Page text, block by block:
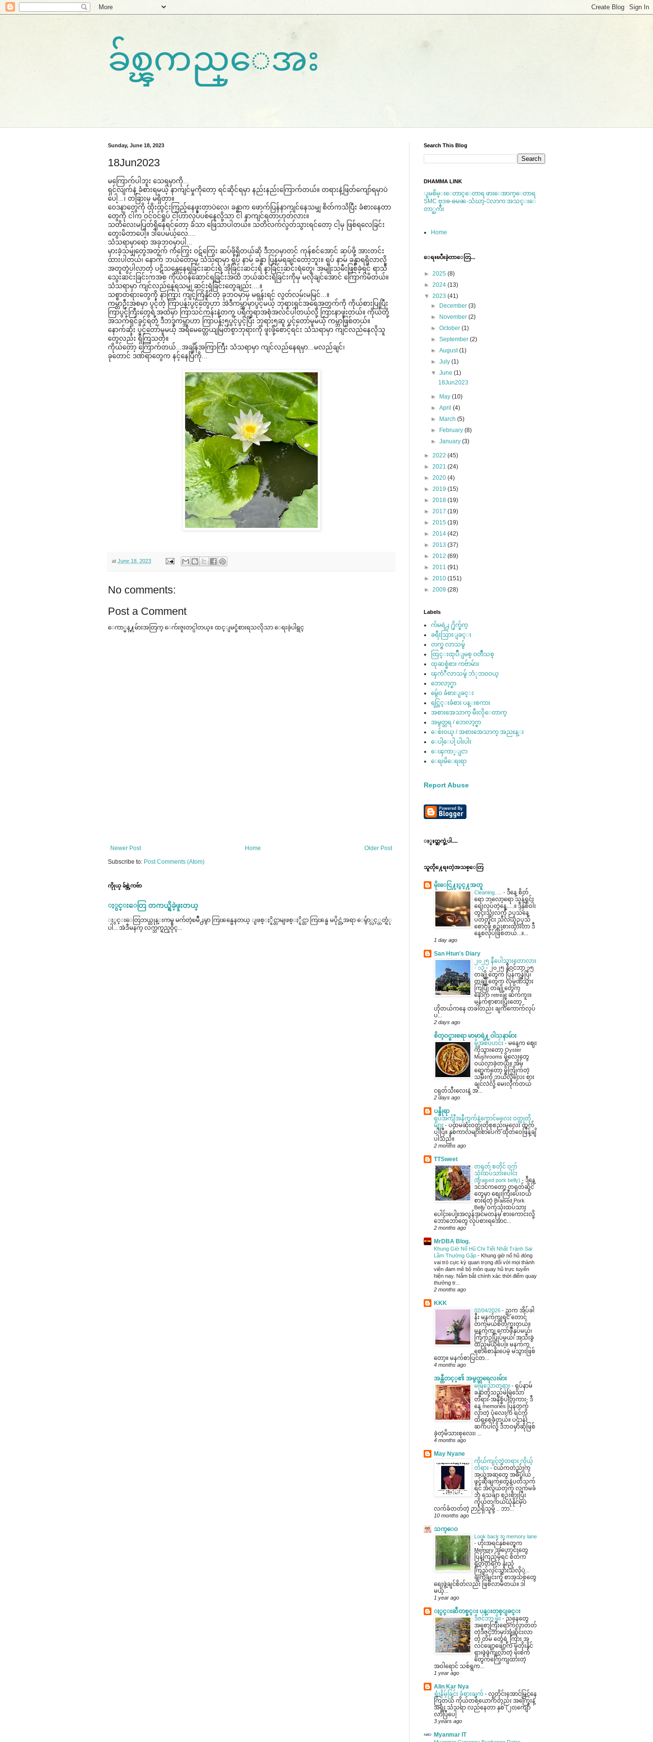
ခ်စ္ၾကည္ေအး
Sunday, June 18, 2023
18Jun2023
မ​ကြောက်ပါဘူး ​သေရမှာကို...
ရှင်လျက်နဲ့ ခံစားရမယ့် နာကျင်မှုကို​တော့ ရင်ဆိုင်ရမှာ နည်းနည်း​ကြောက်တယ်။ တရားနဲ့ဖြတ်​ကျော်ရမှာပဲ​
ပေါ့...၊ တခြားမှ မရှိတာ။
​ဝေဒနာ​တွေကို ထိုးထွင်းကြည့်​နေဖူးတာပဲ​လေ၊ ခန္ဓာက ​ဖောက်ပြန်နာကျင်​နေသမျှ စိတ်ကသိပြီး ခံစား​နေတာ​
တွေကို ငါက ဝင်ဝင်ရှုပ် ငါ့ဟာလုပ်ပစ်​နေလို့သာ ငါ နာကျင်ရတာဟုတ်လား။
သတိ​လေးမပြတ်ရှိ​နေရင်​တော့ ခံသာ ​ဖြေသာပါတယ်။ သတိလက်လွတ်သွားရင်​တော့ ငါ့မှ ဖြစ်ရ​လေခြင်း ​
တွေးမိတာ​ပေါ့။ ဒါ​ပေမယ့်​လေ....
သံသရာမှာ​ရော အခုဘဝမှာပါ...
မှားခဲ့သမျှ​တွေအတွက် ကံ​ကြွေး ဝဋ်​ကြွေး ဆပ်ဖို့ရှိတယ်ဆို ဒီဘဝမှာတင် ကုန်စင်​အောင် ဆပ်ဖို့ အားတင်း
ထားပါတယ်၊ ​နောက် ဘယ်​တော့မှ သံသရာမှာ ရုပ် နာမ် ခန္ဓာ ပြန်မရချင်​တော့ဘူး။ ရုပ် နာမ် ခန္ဓာရရှိလာလို့
အတူတွဲပါလာတဲ့ ပဋိသ​​​​န္တေ​နေရခြင်းဆင်းရဲ အိုခြင်းဆင်းရဲ နာခြင်းဆင်းရဲ​တွေ၊ အမျိုးသမီးဖြစ်ခဲ့ရင် ရာသီ​
သွေးဆင်းခြင်းကအစ ကိုယ်ဝန်​ဆောင်ရခြင်းအထိ ဘယ်ဆင်းရဲခြင်းကိုမှ မလိုချင်​အောင် ​ကြောက်မိတယ်။
သံသရာမှာ ကျင်လည်​နေရသမျှ ဆင်းရဲခြင်း​တွေချည်း....။
သစ္စာတရား​တွေကို နာကြား ကျင့်ကြံနိူင်တဲ့ ခုဘဝမှာမှ မရုန်းရင် လွတ်လမ်းမမြင်...။
ကမ္ဘာဦးအစမှာ ပွင့်တဲ့ ကြာပန်းပွင့်​တွေဟာ အဲဒီကမ္ဘာမှာပွင့်မယ့် ဘုရားရှင်အ​ရေအတွက်ကို ကိုယ်စားပြုပြီး
ကြာပွင့်ကြီး​တွေရဲ့အထဲမှာ ကြာသင်ကန်းနဲ့တကွ ပရိက္ခရာအစုံအလင်ပါတယ်လို့ ကြားနာဖူးတယ်။ ကိုယ်တို့
အသက်ရှင်ခွင့်ရတဲ့ ဒီဘဒ္ဒကမ္ဘာဟာ ကြာပန်း၅ပွင့်ပွင့်ပြီး ဘုရား၅ဆူ ပွင့်​တော်မူမယ့် ကမ္ဘာဖြစ်တယ်။ ​
နောက်ဆုံး ပွင့်​တော်မူမယ့် အရိ​​​မေတ္တေယျမြတ်စွာဘုရားကို ​ဖူးဖို့စောင့်ရင်း သံသရာမှာ ကျင်လည်​နေလိုသူ​
တွေလည်း ရှိကြသတဲ့။
ကိုယ်​တော့ ​ကြောက်တယ်...အချိန်အကြာကြီး သံသရာမှာ ကျင်လည်​နေရမှာ...မလည်ချင်၊
ခု​တောင် ဒဏ်ရာ​တွေက နင့်​နေပြီကို...
at June 18, 2023
No comments:
Post a Comment
ေကာ္မန္႔မ်ားအတြက္ ေက်းဇူးတင္ပါတယ္။ ထင္ျမင္ခံစားရသလိုသာ ေရးခဲ့ပါရွင္
Newer Post Older Post
Home
Subscribe to: Post Comments (Atom)
ကိုုယ္ ခ်စ္တဲ့ကဗ်ာ
ႏွင္းေတြ တကယ္ရွိခဲ့ဖူးတယ္
ႏွင္းေတြဘယ္တုန္းကမွ မက်တဲ့ၿမိဳ႕မွာ ကြၽန္မေနတယ္ ျဖစ္ႏိူင္တာမျဖစ္ႏိူင္တာ ကြၽန္မ မပိုင္တဲ့အရာ ေမွ်ာ္လင့္တတ္ရံု
ပါ... အဲဒီမနက္ လက္ဘက္ရည္ဝိုင္...
Search This Blog
DHAMMA LINK
ျမစိမ္းေတာင္ေတာရ ဖားေအာက္ေတာရ
SMC ဗုဒၶ-ဓမၼ-သံဃာ့-ေလာက အသင္းေ
တာ္ႀကီး
Home
ေရးၿပီးခဲ့တာေတြ...
► 2025 (8)
► 2024 (13)
▼ 2023 (41)
►
December(3)
►
November(2)
►October(1)
►September(2)
►August(1)
►July(1)
▼June(1)
18Jun2023
► May(10)
►April(4)
►
March(5)
►
February(8)
►January(3)
► 2022 (45)
► 2021 (24)
► 2020 (4)
► 2019 (15)
► 2018 (19)
► 2017 (19)
► 2015 (19)
► 2014 (42)
► 2013 (37)
► 2012 (69)
► 2011 (91)
► 2010 (151)
► 2009 (28)
Labels
က်မရဲ႕ ႐ိုက္ခ်က္
ခရီးသြားျခင္း
တက္ဂ္ လာသမွ်
ထြင္းထုပ်ိဳျမစ္ ဝတၳဳသစ္
ထုဆစ္ခံစား ကဗ်ာမ်ား
ၾကံဳလာသမွ် ဘံုဘဝဝယ္
ဘေလာ့ဂ္စာ
မွ်ေဝ ခံစားျခင္း
ရင္တြင္းခံစား ပန္းစကား
အစားအေသာက္ မီးလိုေတာက္
အမွတ္တရ / ဘေလာ့ဂ္စာ
ေစ်းဝယ္ / အစားအေသာက္ အညႊန္း
ေပါ့ေပါ့ ပါးပါး
ေၾကာ္ျငာ
ေရးမိေရးရာ
Report Abuse
ႏွႈတ္ဆက္ခဲ့ပါ....
သူတို႔ေရးတဲ့အသစ္ေတြ
မိုးေငြ႔ႏွင္႔အတူ
Cleaning..... - ဒီနေ့ စိတ်
ရော ဘလော့ရော သန့်ရှင်း
ရေးလုပ်တဲ့နေ့.....။ ဒီနှစ်ဝါး
တွင်းသုံးလကို ဉပုသ်နေ့
ပတ်တိုင်း သီလယူဉပုသ်
စောင့်ဖို့ စဉ်းစားထားတာ ဒီ
နေ့စလုပ်ဖြစ်တယ်...။...
1 day ago
San Htun's Diary
၂၀၂၅ နီပေါသွားတောလား
- ၁၃ -
၂၀၂၅ နိုဝင်ဘာ ၁၅
တချို့တွေက ပြန်ကုန်ပြီ၊
တချို့တွေက လုမ္ပဏီသွား
ကြပြီ၊ တချို့တွေက
နောက် retreat ဆက်ကူး။
မနက်စာစားပြီးတော့
ဟိုတယ်ကနေ တခါတည်း ချက်ကောက်လုပ်
ပ...
2 days ago
စိတ္ဝင္စားစရာ မာမာရဲ႔ ဝါသနာမ်ား
မှိုအစပ်ဟင်း - မနေ့က ဈေး
ကိုသွားတော့ Oyster
Mushrooms မှိုလေးတွေ
ဝယ်လာခဲ့တယ်။ အိမ်
ရောက်တော့ မှိုကြိုက်တဲ့
သမီးကို ဘယ်လိုလေး စား
ချင်လဲလို့ မေးလိုက်တယ်
ငရုတ်သီးလေးနဲ့ အ...
2 days ago
ပန္ဒိုရာ
ရှပ်အင်္ကျီအနီကွက်နဲ့ကောင်မလေး ဝတ္ထုတို
များ - ပထမဆုံးဝတ္ထုတိုစုစည်းမှုလေး ထွက်
ပါပြီ။ နှစ်ကာလများစာပေက ထုတ်ဝေဖြန့်ချိ
ပါသည်။
2 months ago
TTSweet
တရုတ် စတိုင် ဝက်
သုံးထပ်သားပေါင်း
(Braised pork belly) - ဒီနေ့
ဒင်ဒင်ကတော့ တရုတ်ဆိုင်
တွေမှာ စျေးကြီးပေးဝယ်
စားရတဲ့ Braised Pork
Belly ဝက်သုံးထပ်သား
ပေါင်းပေါ့။အလွန်အင်မတန်မှ စားကောင်းလို့
ဘော်ဘော်တွေ လုပ်စားရအောင...
2 months ago
MrDBA Blog.
Khung Giờ Nổ Hũ Chi Tiết Nhất Tránh Sai
Lầm Thường Gặp - Khung giờ nổ hũ đóng
vai trò cực kỳ quan trọng đối với mọi thành
viên đam mê bộ môn quay hũ trực tuyến
hiện nay. Nắm bắt chính xác thời điểm quay
thưởng tr...
2 months ago
KKK
02/04/2026 - ညက အိပ်ခါ
နီး မနက်ကျရင် တောင်
တက်မယ်စိတ်ကူးတယ်။
မနက်ကျ ကော်ဖီနှပ်မယ်၊
ကြက်ဥပြုပ်မယ်၊ အသီးခွဲ
ထည့်မယ်ပေါ့။ မနက်က
စောစောနိုးပေမဲ့ မသွားဖြစ်
တော့။ မနက်စာပြင်တ...
4 months ago
အန္တီတင့္၏ အမွတ္တရေလးမ်ား
မမြဲသောတရား - ရုပ်နာမ်
ခန္ဓာတို့သည်မမြဲ​သော
တရား-အနိစ္စပါတကား- ဒီ​
နေ့ memories ပြန်တက်
လာတဲ့ ပုံ​လေး​က ရင်ကို
ထိရှစေခဲ့တယ်။ ပဌာန်း
ဆက်ပါလို့ ဒီဘဝမှာဆုံဖြစ်
ခဲ့တဲ့မိသားစုလေး၊ ...
4 months ago
May Nyane
ကိုယ်ကျင့်တဲ့တရား ကိုယ့်
တရား -ငယ်ကတည်းက
အယူအဆတွေ အဓိပ္ပါယ်
ဖွင့်ဆိုချက်တွေနဲ့ပတ်သက်
ရင် အလွယ်တကူ လက်မခံ
ဘဲ သေချာ စဉ်းစားပြီး
ကိုယ်တကယ်ယုံနိုင်မှပဲ
လက်ခံတတ်တဲ့ ဉာဉ်ရှိသူမို့ .. ဘာ...
10 months ago
သက္ေဝ
Look back to memory lane
- ဟိုးအရင်နှစ်တွေက
Memory အဟောင်းတွေ
ပြန်ကြည့်မိရင် စိတ်က
ရုတ်တရက် နူးညံ့
ကြည်လင်သွားသလိုပဲ...
ချက်ချင်းကို စာအသစ်တွေ
ရေးဖွဲ့ချင်စိတ်လည်း ဖြစ်လာမိတယ်။ ဒါ
မယ့်...
1 year ago
ႏွင္းဆီတစ္ခင္း ပန္းတစ္ျခင္း
ဒီဇင်ဘာ မိုး - ညနေတွေ
အစောကြီးရောက်လာတတ်
တဲ့ဒီဇင်ဘာမှာအုံ့ဆိုင်းလာ
တဲ့ တိမ် တွေရဲ့ ကြား အ
လင်ဖျော့ဖျော့က မတိုးနိုင်
ရှာ၊ဖွဲဖွဲကျလာတဲ့ မိုးစက်
တွေကကြွေကျထားတဲ့
အဝါရောင် သစ်ရွက...
1 year ago
Alin Kar Nya
ရှုံးနိမ့်ခြင်း ခံစားချက် - လူတိုင်းအောင်မြင်နေ
ကြတယ် ကိုယ်တစ်ယောက်တည်း အကြွေးနဲ့
အရှုံး သံသရာ လည်နေတာ နှစ် (၂၀)ကျော်
လာပြီပေါ့
3 years ago
Myanmar IT